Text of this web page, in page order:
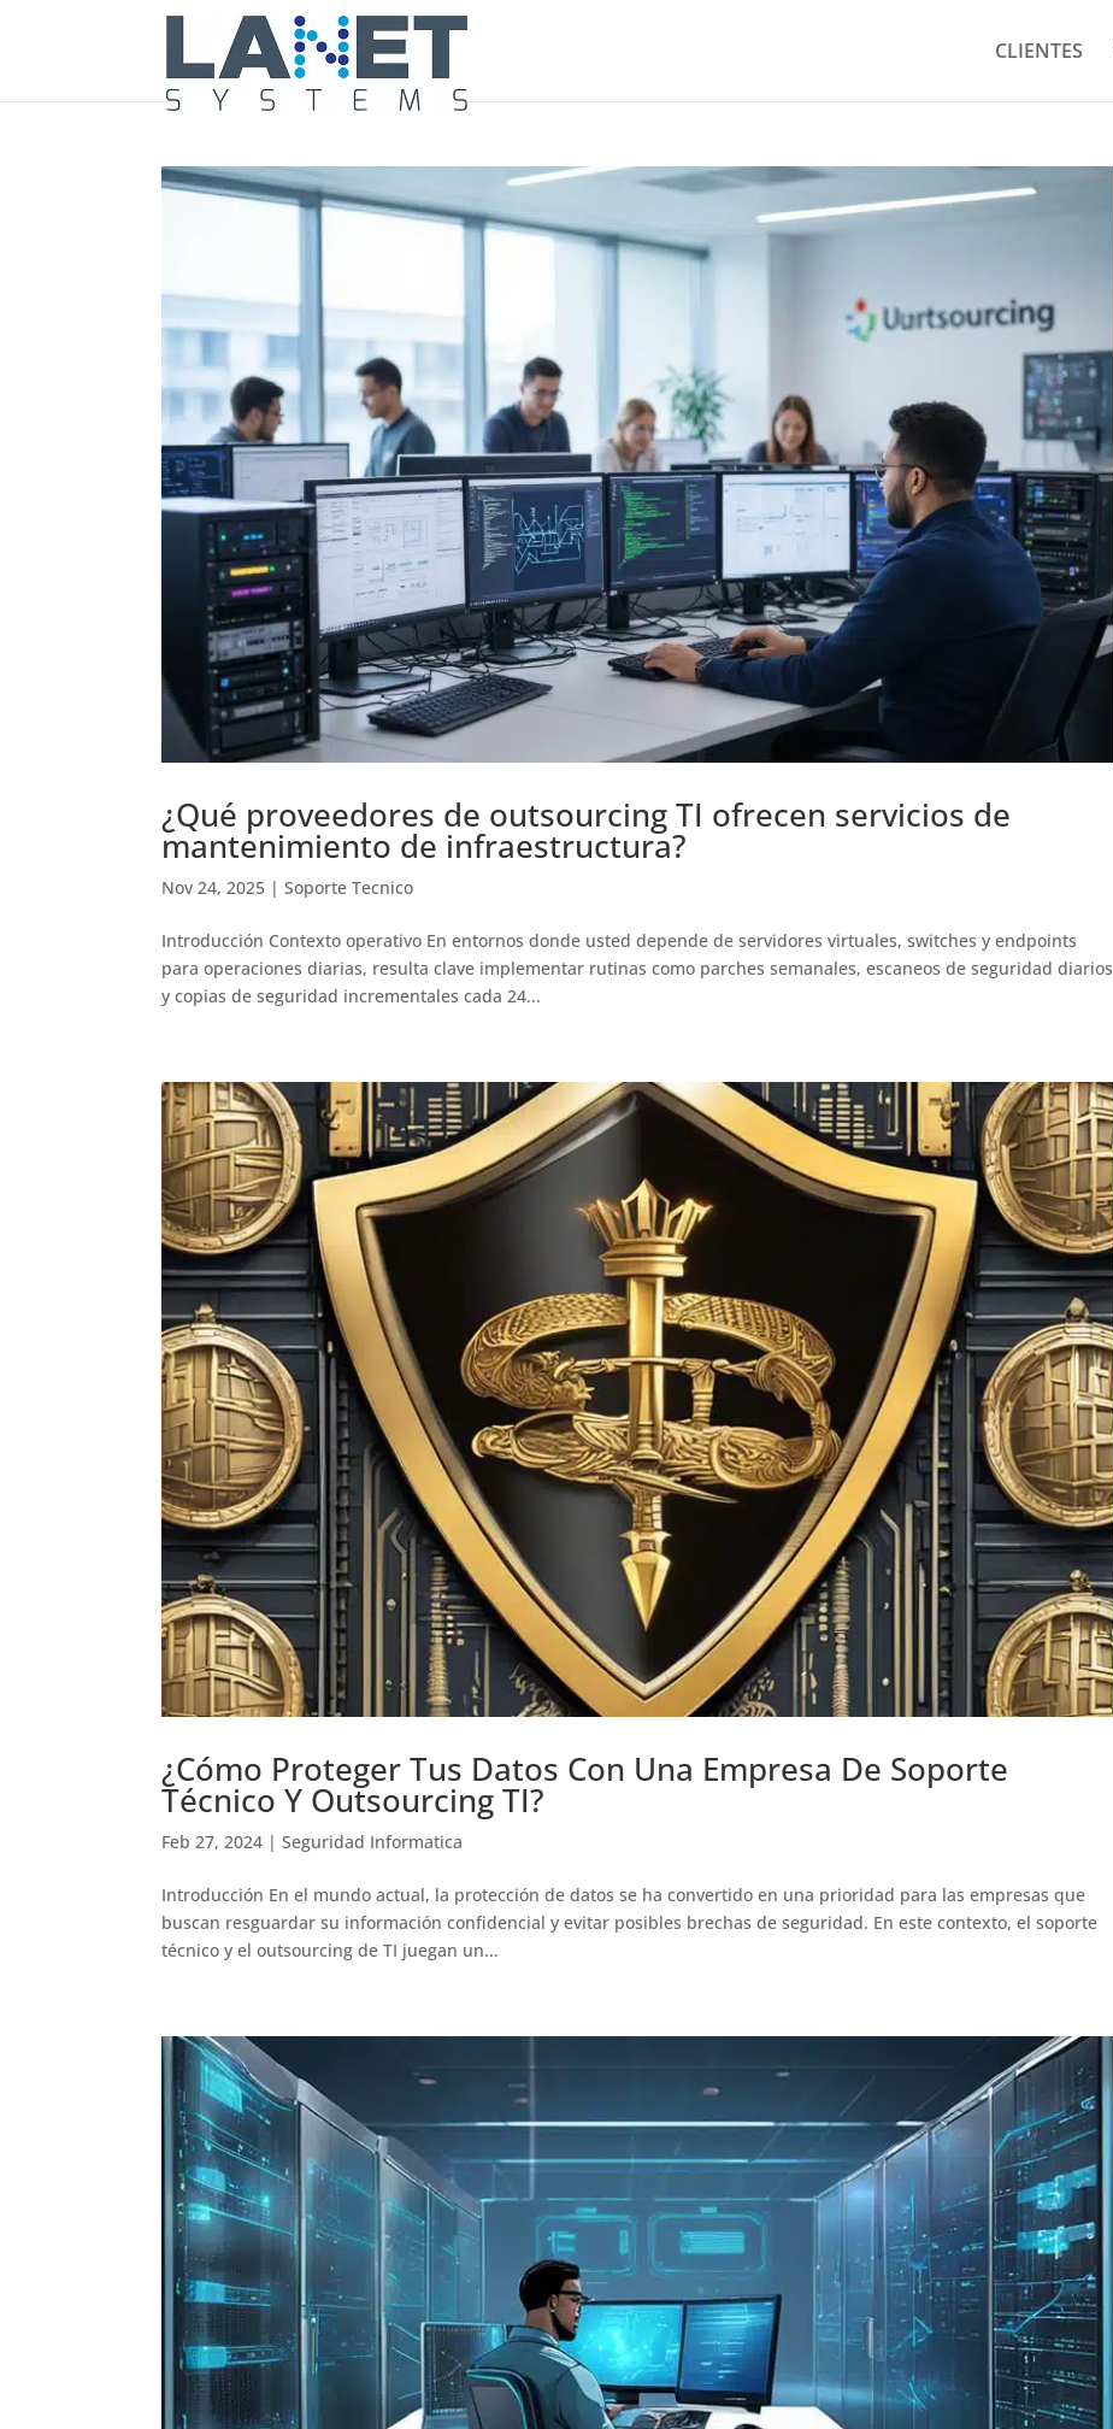
CLIENTES
¿Qué proveedores de outsourcing TI ofrecen servicios de
mantenimiento de infraestructura?
Nov 24, 2025 |Soporte Tecnico
Introducción Contexto operativo En entornos donde usted depende de servidores virtuales, switches y endpoints
para operaciones diarias, resulta clave implementar rutinas como parches semanales, escaneos de seguridad diarios
y copias de seguridad incrementales cada 24...
¿Cómo Proteger Tus Datos Con Una Empresa De Soporte
Técnico Y Outsourcing TI?
Feb 27, 2024 |Seguridad Informatica
Introducción En el mundo actual, la protección de datos se ha convertido en una prioridad para las empresas que
buscan resguardar su información confidencial y evitar posibles brechas de seguridad. En este contexto, el soporte
técnico y el outsourcing de TI juegan un...